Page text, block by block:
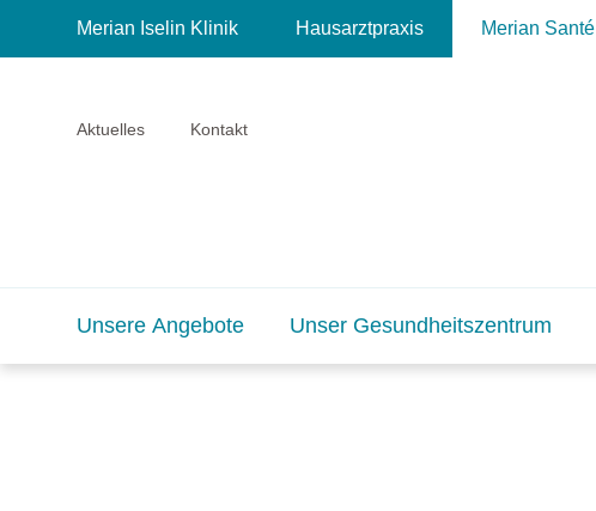
Merian Iselin Klinik Hausarztpraxis Merian Santé
Aktuelles Kontakt
Unsere Angebote Unser Gesundheitszentrum